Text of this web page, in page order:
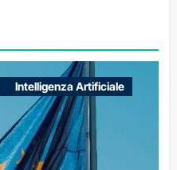
Intelligenza Artificiale